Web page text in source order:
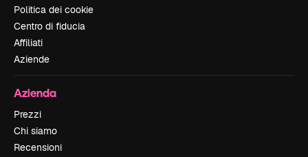
Politica dei cookie
Centro di fiducia
Affiliati
Aziende
Azienda
Prezzi
Chi siamo
Recensioni